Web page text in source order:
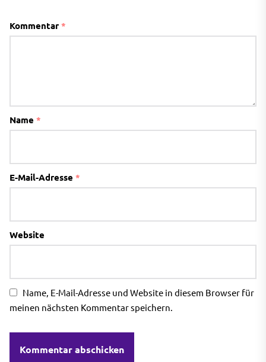
Kommentar *
Name *
E-Mail-Adresse *
Website
Name, E-Mail-Adresse und Website in diesem Browser für
meinen nächsten Kommentar speichern.